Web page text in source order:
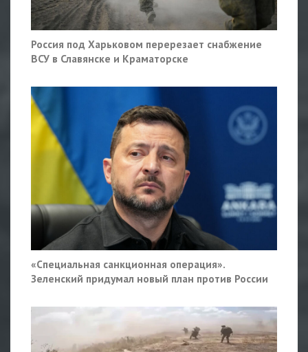
Россия под Харьковом перерезает снабжение
ВСУ в Славянске и Краматорске
«Специальная санкционная операция».
Зеленский придумал новый план против России